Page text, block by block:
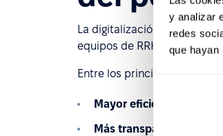
y analizar
redes
que hayan
La digitalización de la
equipos de RRHH.
Entre los principales
Mayor eficiencia
Más transparencia y